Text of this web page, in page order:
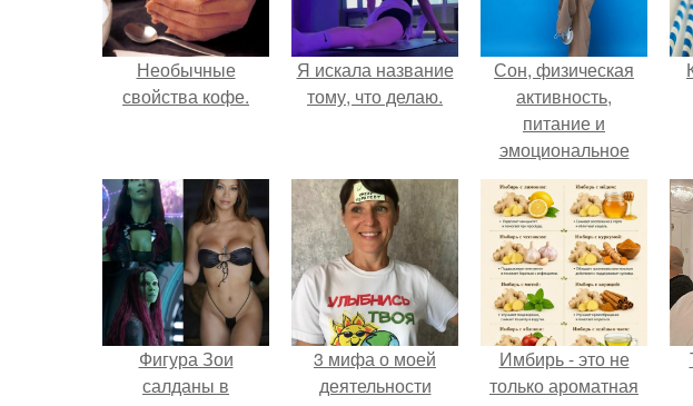
Необычные
свойства кофе.
Я искала название
тому, что делаю.
Сон, физическая
активность,
питание и
эмоциональное
состояние!
Фигура Зои
салданы в
3 мифа о моей
деятельности
Имбирь - это не
только ароматная